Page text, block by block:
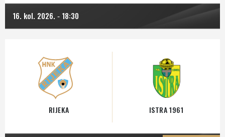
16. kol. 2026. - 18:30
RIJEKA ISTRA 1961